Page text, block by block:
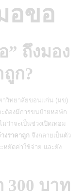
อขอ
” ถึงมอง
ก?
าวิทยาลัยขอนแก่น (มข)
ะต้องมีการขนย้ายหอพัก
ว่าจะเป็นช่วงเปิดเทอม
งราคาถูก จึงกลายเป็นตัว
หยัดค่าใช้จ่าย และยัง
300 บาท